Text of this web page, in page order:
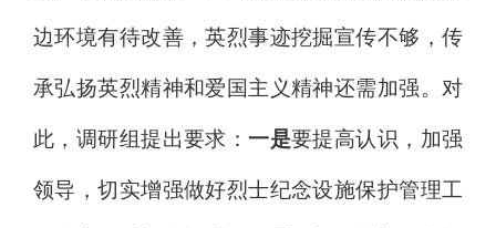
边环境有待改善，英烈事迹挖掘宣传不够，传
承弘扬英烈精神和爱国主义精神还需加强。对
此，调研组提出要求：一是要提高认识，加强
领导，切实增强做好烈士纪念设施保护管理工